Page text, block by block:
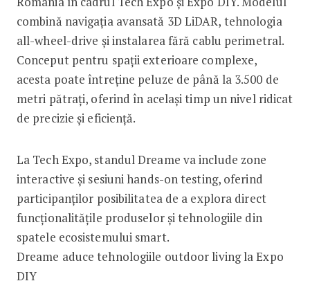
combină navigația avansată 3D LiDAR, tehnologia
all-wheel-drive și instalarea fără cablu perimetral.
Conceput pentru spații exterioare complexe,
acesta poate întreține peluze de până la 3.500 de
metri pătrați, oferind în același timp un nivel ridicat
de precizie și eficiență.
La Tech Expo, standul Dreame va include zone
interactive și sesiuni hands-on testing, oferind
participanților posibilitatea de a explora direct
funcționalitățile produselor și tehnologiile din
spatele ecosistemului smart.
Dreame aduce tehnologiile outdoor living la Expo
DIY